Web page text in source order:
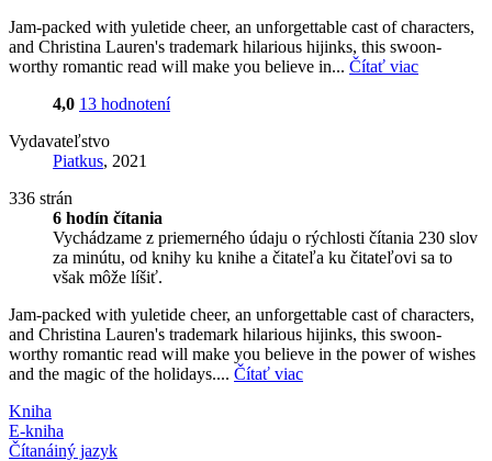
Jam-packed with yuletide cheer, an unforgettable cast of characters,
and Christina Lauren's trademark hilarious hijinks, this swoon-
worthy romantic read will make you believe in... Čítať viac
4,0 13 hodnotení
Vydavateľstvo
Piatkus, 2021
336 strán
6 hodín čítania
Vychádzame z priemerného údaju o rýchlosti čítania 230 slov
za minútu, od knihy ku knihe a čitateľa ku čitateľovi sa to
však môže líšiť.
Jam-packed with yuletide cheer, an unforgettable cast of characters,
and Christina Lauren's trademark hilarious hijinks, this swoon-
worthy romantic read will make you believe in the power of wishes
and the magic of the holidays.... Čítať viac
Kniha
E-kniha
Čítanáiný jazyk